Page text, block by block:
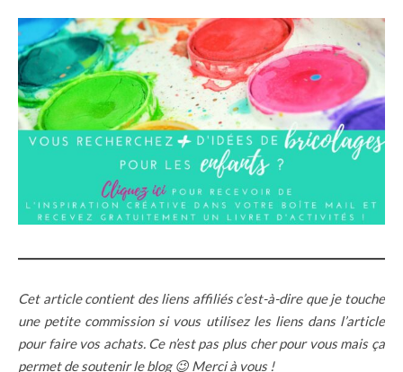
Cet article contient des liens affiliés c’est-à-dire que je touche
une petite commission si vous utilisez les liens dans l’article
pour faire vos achats. Ce n’est pas plus cher pour vous mais ça
permet de soutenir le blog 😉 Merci à vous !